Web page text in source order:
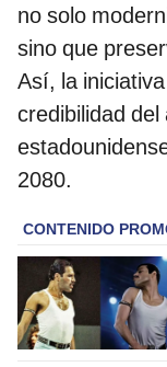
no solo
sino que
Así, la
credibilidad
2080.